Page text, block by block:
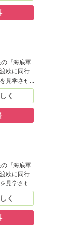
すすめ作
『海底軍
欧に同行
見学させ
て運ばれ
ているの
すすめ作
く
『海底軍
欧に同行
見学させ
て運ばれ
ているの
すすめ作
く